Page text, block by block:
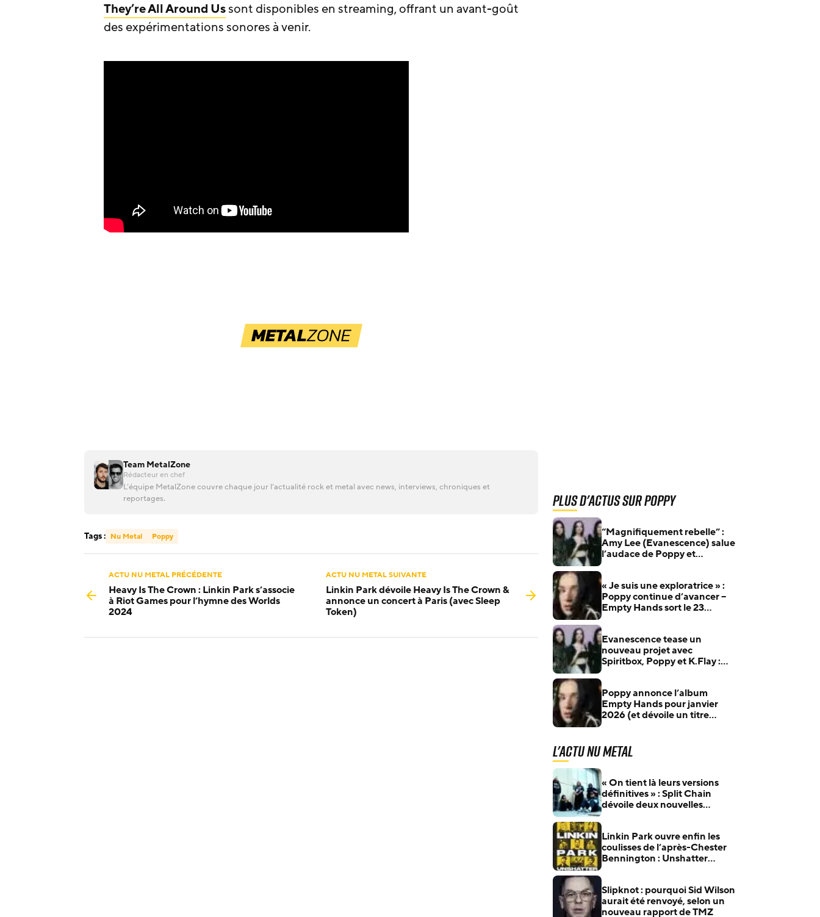
They’re All Around Ussont disponibles en streaming, offrant un avant-goût
des expérimentations sonores à venir.
Team MetalZone
Rédacteur en chef
L’équipe MetalZone couvre chaque jour l’actualité rock et metal avec news, interviews, chroniques et
reportages.
Tags : Nu Metal Poppy
ACTU NU METAL PRÉCÉDENTE
Heavy Is The Crown : Linkin Park s’associe
à Riot Games pour l’hymne des Worlds
2024
ACTU NU METAL SUIVANTE
Linkin Park dévoile Heavy Is The Crown &
annonce un concert à Paris (avec Sleep
Token)
Plus d'actus sur Poppy
“Magnifiquement rebelle” :
Amy Lee (Evanescence) salue
l’audace de Poppy et
« Je suis une exploratrice » :
Poppy continue d’avancer –
Empty Hands sort le 23
Evanescence tease un
nouveau projet avec
Spiritbox, Poppy et K.Flay :
Poppy annonce l’album
Empty Hands pour janvier
2026 (et dévoile un titre
L'actu Nu Metal
« On tient là leurs versions
définitives » : Split Chain
dévoile deux nouvelles
Linkin Park ouvre enfin les
coulisses de l’après-Chester
Bennington : Unshatter
Slipknot : pourquoi Sid Wilson
aurait été renvoyé, selon un
nouveau rapport de TMZ